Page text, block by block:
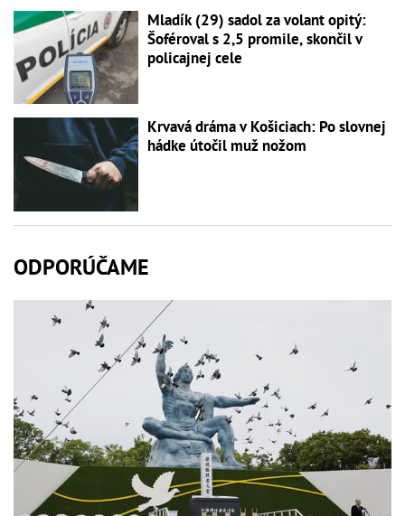
Mladík (29) sadol za volant opitý:
Šoféroval s 2,5 promile, skončil v
policajnej cele
Krvavá dráma v Košiciach: Po slovnej
hádke útočil muž nožom
ODPORÚČAME